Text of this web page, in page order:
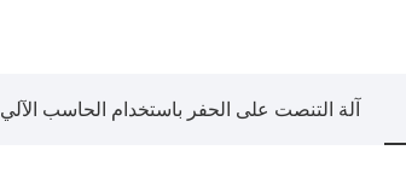
آلة التنصت على الحفر باستخدام الحاسب الآلي